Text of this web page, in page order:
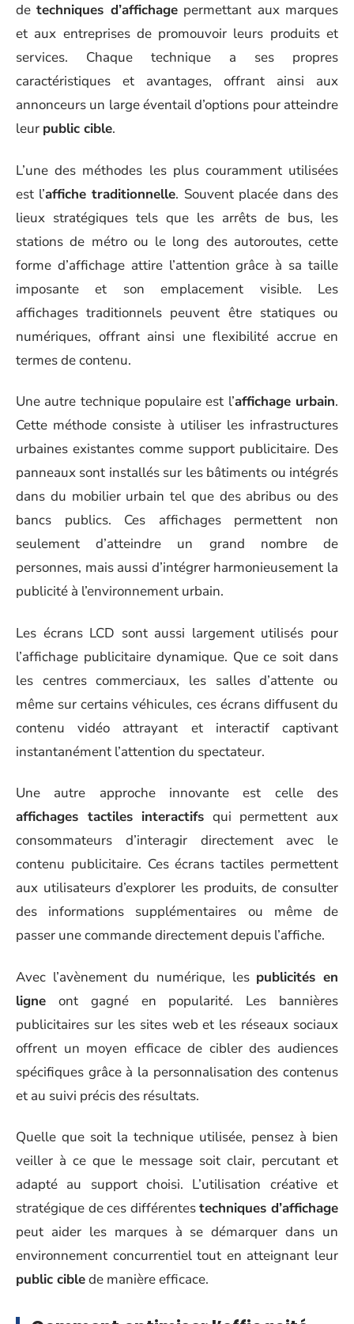
detechniques d’affichagepermettant aux marques
et aux entreprises de promouvoir leurs produits et
services. Chaque technique a ses propres
caractéristiques et avantages, offrant ainsi aux
annonceurs un large éventail d’options pour atteindre
leur public cible.
L’une des méthodes les plus couramment utilisées
est l’affiche traditionnelle. Souvent placée dans des
lieux stratégiques tels que les arrêts de bus, les
stations de métro ou le long des autoroutes, cette
forme d’affichage attire l’attention grâce à sa taille
imposante et son emplacement visible. Les
affichages traditionnels peuvent être statiques ou
numériques, offrant ainsi une flexibilité accrue en
termes de contenu.
Une autre technique populaire est l’affichage urbain.
Cette méthode consiste à utiliser les infrastructures
urbaines existantes comme support publicitaire. Des
panneaux sont installés sur les bâtiments ou intégrés
dans du mobilier urbain tel que des abribus ou des
bancs publics. Ces affichages permettent non
seulement d’atteindre un grand nombre de
personnes, mais aussi d’intégrer harmonieusement la
publicité à l’environnement urbain.
Les écrans LCD sont aussi largement utilisés pour
l’affichage publicitaire dynamique. Que ce soit dans
les centres commerciaux, les salles d’attente ou
même sur certains véhicules, ces écrans diffusent du
contenu vidéo attrayant et interactif captivant
instantanément l’attention du spectateur.
Une autre approche innovante est celle des
affichages tactiles interactifs qui permettent aux
consommateurs d’interagir directement avec le
contenu publicitaire. Ces écrans tactiles permettent
aux utilisateurs d’explorer les produits, de consulter
des informations supplémentaires ou même de
passer une commande directement depuis l’affiche.
Avec l’avènement du numérique, les publicités en
ligne ont gagné en popularité. Les bannières
publicitaires sur les sites web et les réseaux sociaux
offrent un moyen efficace de cibler des audiences
spécifiques grâce à la personnalisation des contenus
et au suivi précis des résultats.
Quelle que soit la technique utilisée, pensez à bien
veiller à ce que le message soit clair, percutant et
adapté au support choisi. L’utilisation créative et
stratégique de ces différentestechniques d’affichage
peut aider les marques à se démarquer dans un
environnement concurrentiel tout en atteignant leur
public ciblede manière efficace.